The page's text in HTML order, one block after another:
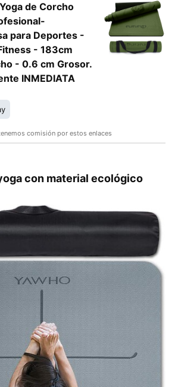
de Corcho
para Deportes -
- 183cm
- 0.6 cm Grosor.
INMEDIATA
comisión por estos enlaces
con material ecológico